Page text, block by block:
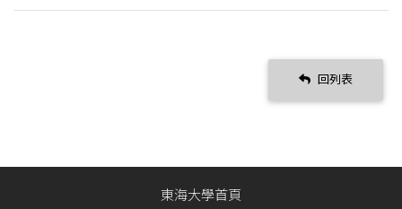
回列表
東海大學首頁